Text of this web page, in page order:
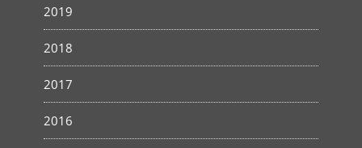
2019
2018
2017
2016